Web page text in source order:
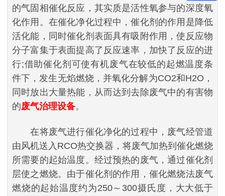
的气固相催化反应，其实质是活性氧参与的深度氧
化作用。在催化净化过程中，催化剂的作用是降低
活化能，同时催化剂表面具有吸附作用，使反应物
分子富集于表面提高了反应速率，加快了反应的进
行;借助催化剂可使有机废气在较低的起燃温度条
件下，发生无焰燃烧，并氧化分解为CO2和H2O，
同时放出大量热能，从而达到去除废气中的有害物
的废气治理设备。
在将废气进行催化净化的过程中，废气经管道
由风机送入RCO热交换器，将废气加热到催化燃烧
所需要的起始温度。经过预热的废气，通过催化剂
层使之燃烧。由于催化剂的作用，催化燃烧法废气
燃烧的起始温度约为250～300摄氏度，大大低于